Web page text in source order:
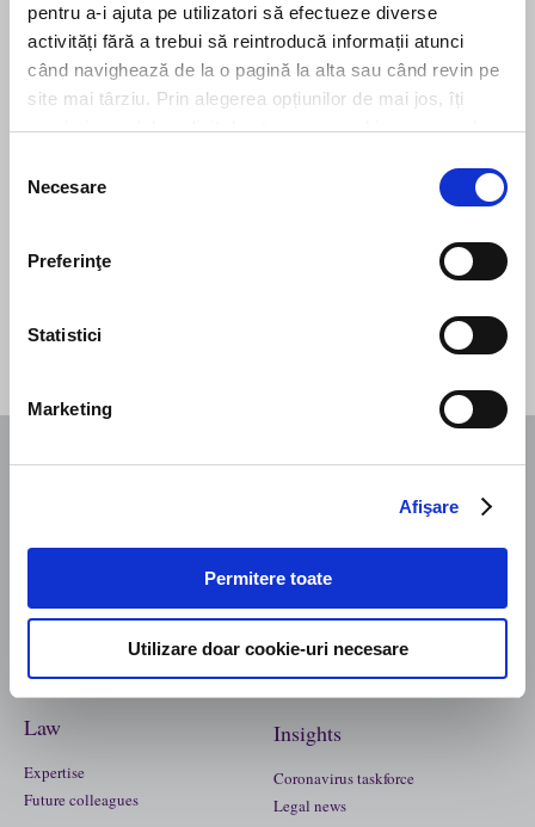
pentru a-i ajuta pe utilizatori să efectueze diverse
activități fără a trebui să reintroducă informații atunci
când navighează de la o pagină la alta sau când revin pe
site mai târziu. Prin alegerea opțiunilor de mai jos, îți
exprimi acordul explicit de stocare a cookies pe care le-
consimțământului
Necesare
Preferinţe
Statistici
Marketing
Afişare
Permitere toate
Utilizare doar cookie-uri necesare
Subscribe to our newsletter
Manifesto
Business
Firm structure
Culture
Law
Expertise
Future colleagues
Insights
Coronavirus taskforce
Legal news